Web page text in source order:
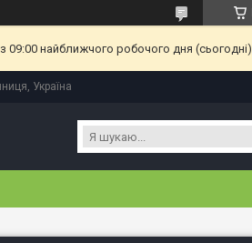
09:00 найближчого робочого дня (сьогодні).
Україна